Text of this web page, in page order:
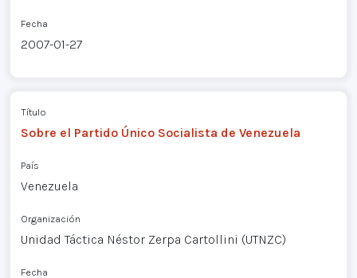
Fecha
2007-01-27
Título
Sobre el Partido Único Socialista de Venezuela
País
Venezuela
Organización
Unidad Táctica Néstor Zerpa Cartollini (UTNZC)
Fecha